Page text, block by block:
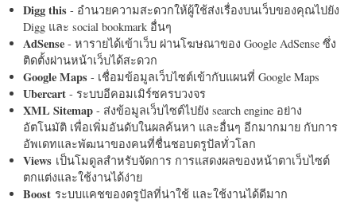
Digg this - อำนวยความสะดวกให้ผู้ใช้ส่งเรื่องบนเว็บของคุณไปยัง
Digg และ social bookmark อื่นๆ
AdSense - หารายได้เข้าเว็บ ผ่านโฆษณาของ Google AdSense ซึ่ง
ติดตั้งผ่านหน้าเว็บได้สะดวก
Google Maps - เชื่อมข้อมูลเว็บไซต์เข้ากับแผนที่ Google Maps
Ubercart - ระบบอีคอมเมิร์ซครบวงจร
XML Sitemap - ส่งข้อมูลเว็บไซต์ไปยัง search engine อย่าง
อัตโนมัติ เพื่อเพิ่มอันดับในผลค้นหา และอื่นๆ อีกมากมาย กับการ
อัพเดทและพัฒนาของคนที่ชื่นชอบดรูปัลทั่วโลก
Views เป็นโมดูลสำหรับจัดการ การแสดงผลของหน้าตาเว็บไซต์
ตกแต่งและใช้งานได้ง่าย
Boost ระบบแคชของดรูปัลที่น่าใช้ และใช้งานได้ดีมาก